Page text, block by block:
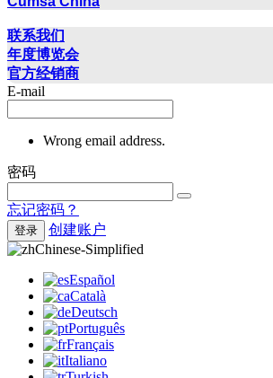
联系我们
年度博览会
官方经销商
E-mail
Wrong email address.
密码
忘记密码？
登录
创建账户
Chinese-Simplified
Español
Català
Deutsch
Português
Français
Italiano